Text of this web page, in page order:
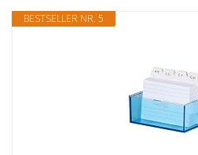
BESTSELLER NR. 5